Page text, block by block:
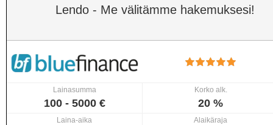
Lendo - Me välitämme hakemuksesi!
Lainasumma
100 - 5000 €
Korko alk.
20 %
Laina-aika Alaikäraja